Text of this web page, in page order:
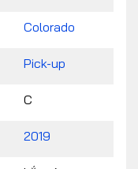
Colorado
Pick-up
C
2019